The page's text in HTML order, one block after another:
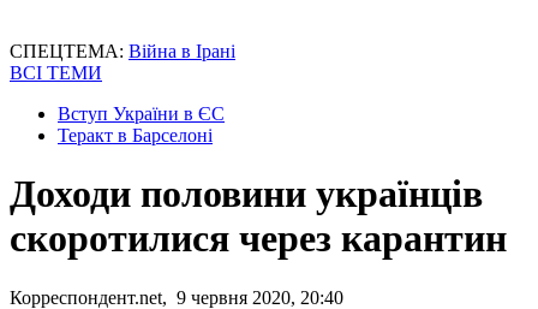
СПЕЦТЕМА: Війна в Ірані
ВСІ ТЕМИ
Вступ України в ЄС
Теракт в Барселоні
Доходи половини українців
скоротилися через карантин
Корреспондент.net, 9 червня 2020, 20:40